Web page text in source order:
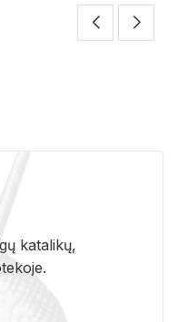
katalikų,